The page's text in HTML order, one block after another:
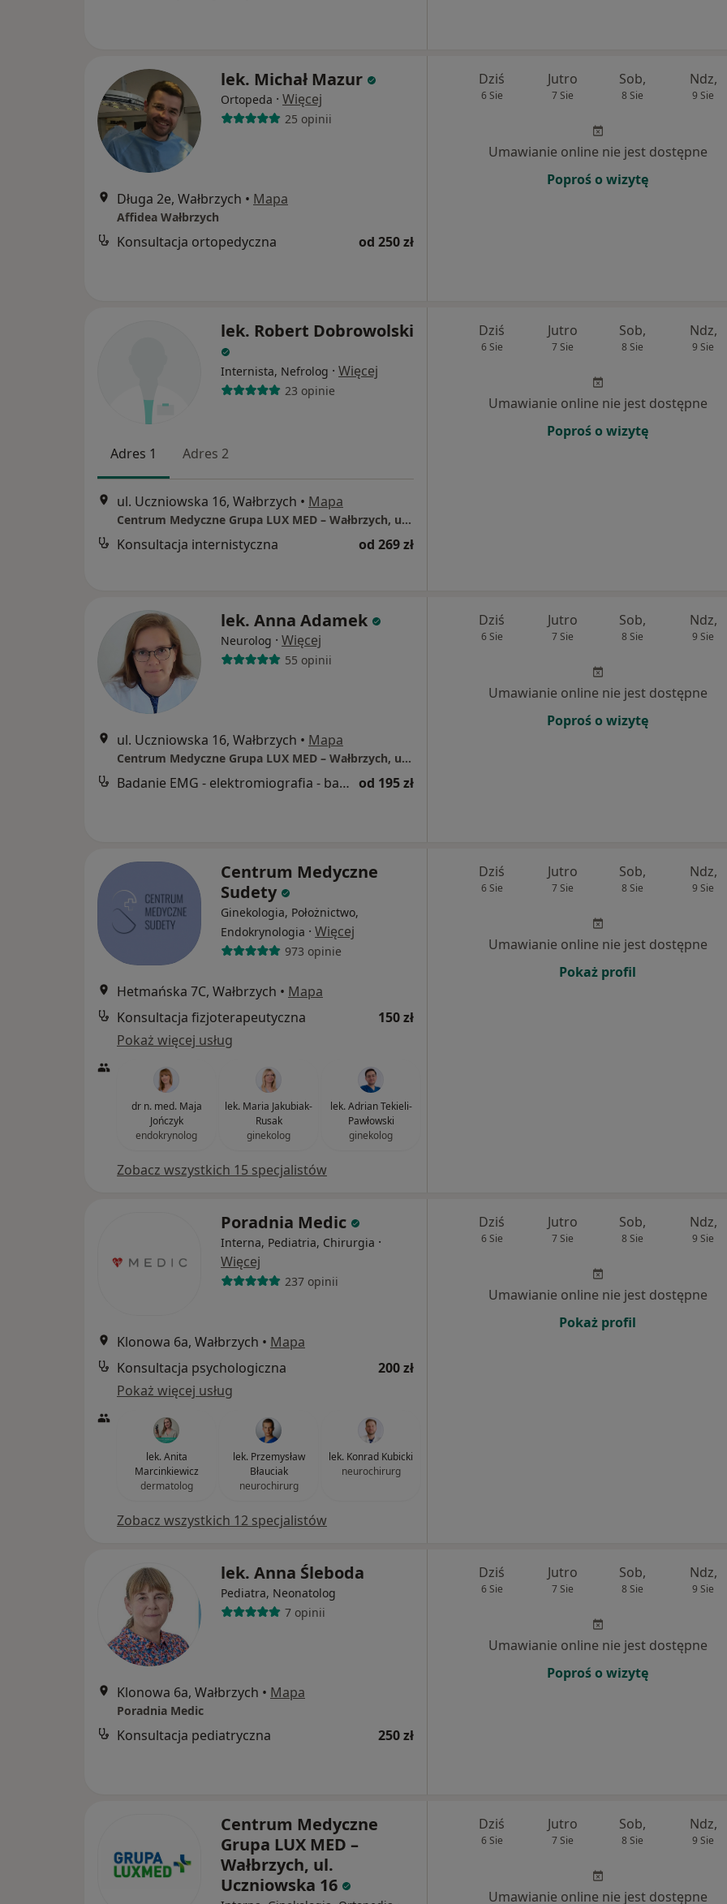
lek. Michał Mazur
Ortopeda · Więcej
25 opinii
Długa 2e, Wałbrzych • Mapa
Affidea Wałbrzych
Konsultacja ortopedyczna od 250 zł
Dziś
6 Sie
Jutro
7 Sie
Sob,
8 Sie
Ndz,
9 Sie
Umawianie online nie jest dostępne
Poproś o wizytę
lek. Robert Dobrowolski
Internista, Nefrolog · Więcej
23 opinie
Adres 1 Adres 2
ul. Uczniowska 16, Wałbrzych • Mapa
Centrum Medyczne Grupa LUX MED – Wałbrzych, ul. Uczniowska 16
Konsultacja internistyczna od 269 zł
Dziś
6 Sie
Jutro
7 Sie
Sob,
8 Sie
Ndz,
9 Sie
Umawianie online nie jest dostępne
Poproś o wizytę
lek. Anna Adamek
Neurolog · Więcej
55 opinii
ul. Uczniowska 16, Wałbrzych • Mapa
Centrum Medyczne Grupa LUX MED – Wałbrzych, ul. Uczniowska 16
Badanie EMG - elektromiografia - badanie ilościowe mięśnia od 195 zł
Dziś
6 Sie
Jutro
7 Sie
Sob,
8 Sie
Ndz,
9 Sie
Umawianie online nie jest dostępne
Poproś o wizytę
Centrum Medyczne
Sudety
Ginekologia, Położnictwo,
Endokrynologia · Więcej
973 opinie
Hetmańska 7C, Wałbrzych • Mapa
Konsultacja fizjoterapeutyczna
150 zł
Pokaż więcej usług
dr n. med. Maja
Jończyk
endokrynolog
lek. Maria Jakubiak-
Rusak
ginekolog
lek. Adrian Tekieli-
Pawłowski
ginekolog
Zobacz wszystkich 15 specjalistów
Dziś
6 Sie
Jutro
7 Sie
Sob,
8 Sie
Ndz,
9 Sie
Umawianie online nie jest dostępne
Pokaż profil
Poradnia Medic
Interna, Pediatria, Chirurgia ·
Więcej
237 opinii
Klonowa 6a, Wałbrzych • Mapa
Konsultacja psychologiczna
200 zł
Pokaż więcej usług
lek. Anita
Marcinkiewicz
dermatolog
lek. Przemysław
Błauciak
neurochirurg
lek. Konrad Kubicki
neurochirurg
Zobacz wszystkich 12 specjalistów
Dziś
6 Sie
Jutro
7 Sie
Sob,
8 Sie
Ndz,
9 Sie
Umawianie online nie jest dostępne
Pokaż profil
lek. Anna Śleboda
Pediatra, Neonatolog
7 opinii
Klonowa 6a, Wałbrzych • Mapa
Poradnia Medic
Konsultacja pediatryczna 250 zł
Dziś
6 Sie
Jutro
7 Sie
Sob,
8 Sie
Ndz,
9 Sie
Umawianie online nie jest dostępne
Poproś o wizytę
Centrum Medyczne
Grupa LUX MED –
Wałbrzych, ul.
Uczniowska 16
Dziś
6 Sie
Jutro
7 Sie
Sob,
8 Sie
Ndz,
9 Sie
Umawianie online nie jest dostępne